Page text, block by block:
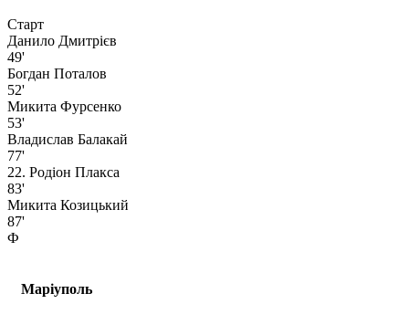
Старт
Данило Дмитрієв
49'
Богдан Поталов
52'
Микита Фурсенко
53'
Владислав Балакай
77'
22. Родіон Плакса
83'
Микита Козицький
87'
Ф
Маріуполь